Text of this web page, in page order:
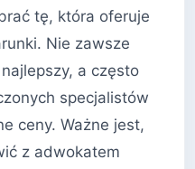
tę, która oferuje
Nie zawsze
a często
specjalistów
ceny. Ważne jest,
z adwokatem